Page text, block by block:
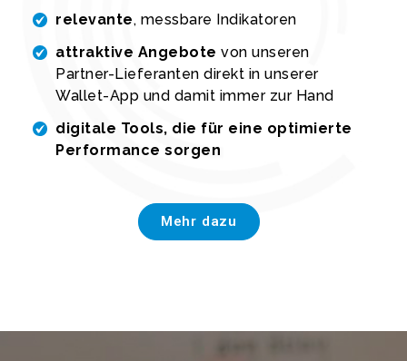
relevante, messbare Indikatoren
attraktive Angebote von unseren
Partner-Lieferanten direkt in unserer
Wallet-App und damit immer zur Hand
digitale Tools, die für eine optimierte
Performance sorgen
Mehr dazu